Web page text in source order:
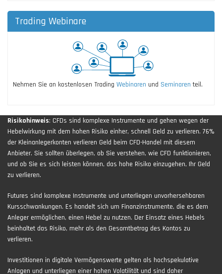
Trading Webinare
Nehmen Sie an kostenlosen Trading Webinaren und Seminaren teil.
Risikohinweis: CFDs sind komplexe Instrumente und gehen wegen der
Hebelwirkung mit dem hohen Risiko einher, schnell Geld zu verlieren. 76%
der Kleinanlegerkonten verlieren Geld beim CFD-Handel mit diesem
Anbieter. Sie sollten überlegen, ob Sie verstehen, wie CFD funktionieren,
und ob Sie es sich leisten können, das hohe Risiko einzugehen, Ihr Geld
zu verlieren.
Futures sind komplexe Instrumente und unterliegen unvorhersehbaren
Kursschwankungen. Es handelt sich um Finanzinstrumente, die es dem
Anleger ermöglichen, einen Hebel zu nutzen. Der Einsatz eines Hebels
beinhaltet das Risiko, mehr als den Gesamtbetrag des Kontos zu
verlieren.
Investitionen in digitale Vermögenswerte gelten als hochspekulative
Anlagen und unterliegen einer hohen Volatilität und sind daher